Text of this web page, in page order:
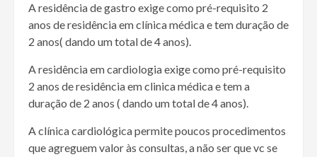
A residência de gastro exige como pré-requisito 2
anos de residência em clínica médica e tem duração de
2 anos( dando um total de 4 anos).
A residência em cardiologia exige como pré-requisito
2 anos de residência em clinica médica e tem a
duração de 2 anos ( dando um total de 4 anos).
A clínica cardiológica permite poucos procedimentos
que agreguem valor às consultas, a não ser que vc se